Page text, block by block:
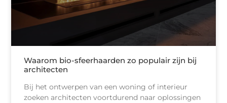
Waarom bio-sfeerhaarden zo populair zijn bij
architecten
Bij het ontwerpen van een woning of interieur
zoeken architecten voortdurend naar oplossingen